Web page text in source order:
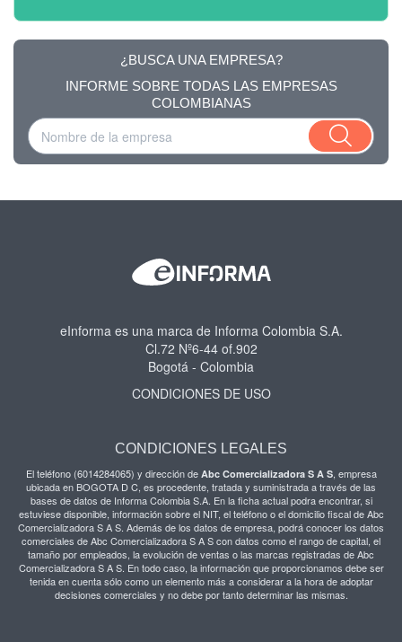
¿BUSCA UNA EMPRESA?
INFORME SOBRE TODAS LAS EMPRESAS
COLOMBIANAS
eInforma es una marca de Informa Colombia S.A.
Cl.72 Nº6-44 of.902
Bogotá - Colombia
CONDICIONES DE USO
CONDICIONES LEGALES
El teléfono (6014284065) y dirección de Abc Comercializadora S A S, empresa
ubicada en BOGOTA D C, es procedente, tratada y suministrada a través de las
bases de datos de Informa Colombia S.A. En la ficha actual podra encontrar, si
estuviese disponible, información sobre el NIT, el teléfono o el domicilio fiscal de Abc
Comercializadora S A S. Además de los datos de empresa, podrá conocer los datos
comerciales de Abc Comercializadora S A S con datos como el rango de capital, el
tamaño por empleados, la evolución de ventas o las marcas registradas de Abc
Comercializadora S A S. En todo caso, la información que proporcionamos debe ser
tenida en cuenta sólo como un elemento más a considerar a la hora de adoptar
decisiones comerciales y no debe por tanto determinar las mismas.